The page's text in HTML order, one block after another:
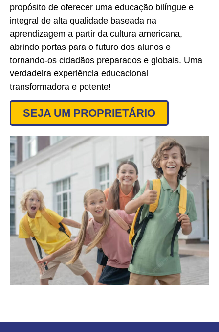
propósito de oferecer uma educação bilíngue e
integral de alta qualidade baseada na
aprendizagem a partir da cultura americana,
abrindo portas para o futuro dos alunos e
tornando-os cidadãos preparados e globais. Uma
verdadeira experiência educacional
transformadora e potente!
SEJA UM PROPRIETÁRIO